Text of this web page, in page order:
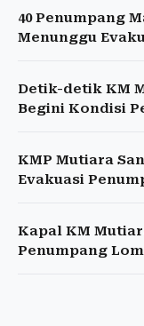
40 Penumpang
Menunggu
Detik-detik KM
Begini Kondisi
KMP Mutiara
Evakuasi
Kapal KM
Penumpang